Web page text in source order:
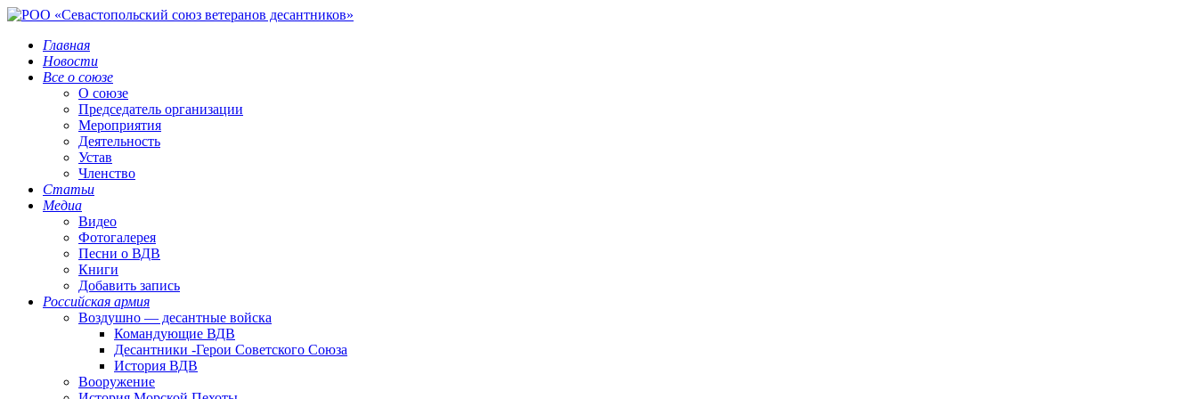
Главная
Новости
Все о союзе
О союзе
Председатель организации
Мероприятия
Деятельность
Устав
Членство
Статьи
Медиа
Видео
Фотогалерея
Песни о ВДВ
Книги
Добавить запись
Российская армия
Воздушно — десантные войска
Командующие ВДВ
Десантники -Герои Советского Союза
История ВДВ
Вооружение